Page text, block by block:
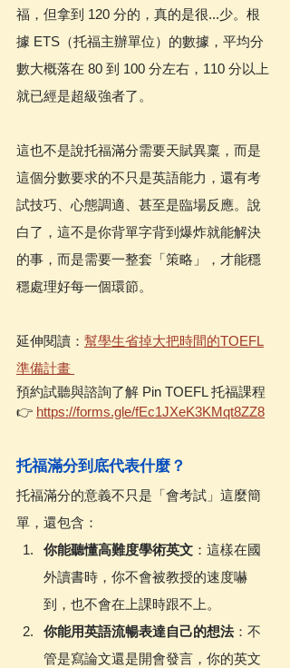
福，但拿到 120 分的，真的是很...少。根
據 ETS（托福主辦單位）的數據，平均分
數大概落在 80 到 100 分左右，110 分以上
就已經是超級強者了。
這也不是說托福滿分需要天賦異稟，而是
這個分數要求的不只是英語能力，還有考
試技巧、心態調適、甚至是臨場反應。說
白了，這不是你背單字背到爆炸就能解決
的事，而是需要一整套「策略」，才能穩
穩處理好每一個環節。
延伸閱讀： 幫學生省掉大把時間的TOEFL
準備計畫
預約試聽與諮詢了解 Pin TOEFL 托福課程
👉 https://forms.gle/fEc1JXeK3KMqt8ZZ8
托福滿分到底代表什麼？
托福滿分的意義不只是「會考試」這麼簡
單，還包含：
你能聽懂高難度學術英文 ：這樣在國
外讀書時，你不會被教授的速度嚇
到，也不會在上課時跟不上。
你能用英語流暢表達自己的想法：不
管是寫論文還是開會發言，你的英文